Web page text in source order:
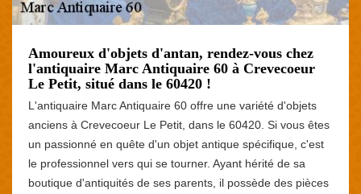
Amoureux d'objets d'antan, rendez-vous chez
l'antiquaire Marc Antiquaire 60 à Crevecoeur
Le Petit, situé dans le 60420 !
L'antiquaire Marc Antiquaire 60 offre une variété d'objets
anciens à Crevecoeur Le Petit, dans le 60420. Si vous êtes
un passionné en quête d'un objet antique spécifique, c'est
le professionnel vers qui se tourner. Ayant hérité de sa
boutique d'antiquités de ses parents, il possède des pièces